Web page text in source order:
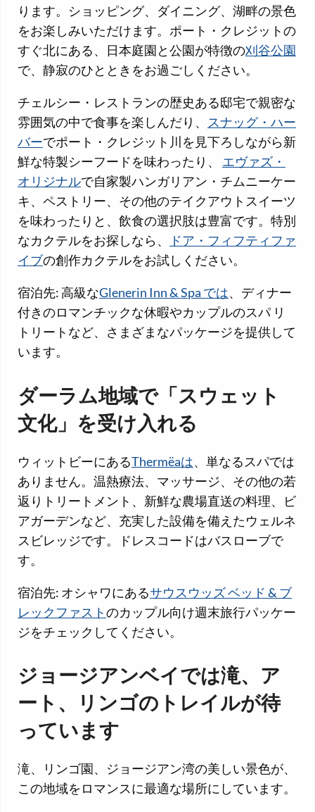
ります。ショッピング、ダイニング、湖畔の景色
をお楽しみいただけます。ポート・クレジットの
すぐ北にある、日本庭園と公園が特徴の刈谷公園
で、静寂のひとときをお過ごしください。
チェルシー・レストランの歴史ある邸宅で親密な
雰囲気の中で食事を楽しんだり、
スナッグ・ハー
バーでポート・クレジット川を見下ろしながら新
鮮な特製シーフードを味わったり、 エヴァズ・
オリジナルで自家製ハンガリアン・チムニーケー
キ、ペストリー、その他のテイクアウトスイーツ
を味わったりと、飲食の選択肢は豊富です。特別
なカクテルをお探しなら、
ドア・フィフティファ
イブの創作カクテルをお試しください。
宿泊先: 高級なGlenerin Inn & Spa では、ディナー
付きのロマンチックな休暇やカップルのスパ リ
トリートなど、さまざまなパッケージを提供して
います。
ダーラム地域で「スウェット
文化」 を受け入れる
ウィットビーにあるThermëaは、単なるスパでは
ありません。温熱療法、マッサージ、その他の若
返りトリートメント、新鮮な農場直送の料理、ビ
アガーデンなど、充実した設備を備えたウェルネ
スビレッジです。ドレスコードはバスローブで
す。
宿泊先: オシャワにあるサウスウッズ ベッド & ブ
レックファストのカップル向け週末旅行パッケー
ジをチェックしてください。
ジョージアンベイでは滝、ア
ート、リンゴのトレイルが待
っています
滝、リンゴ園、ジョージアン湾の美しい景色が、
この地域をロマンスに最適な場所にしています。